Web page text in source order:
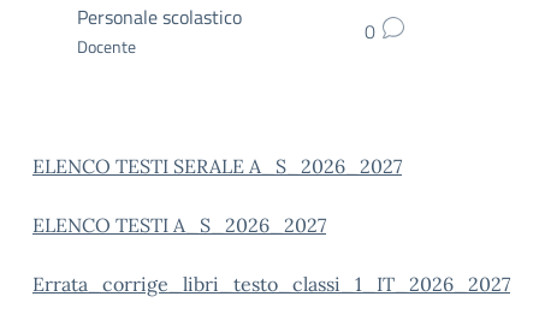
Personale scolastico
Docente 0
ELENCO TESTI SERALE A_S_2026_2027
ELENCO TESTI A_S_2026_2027
Errata_corrige_libri_testo_classi_1_IT_2026_2027